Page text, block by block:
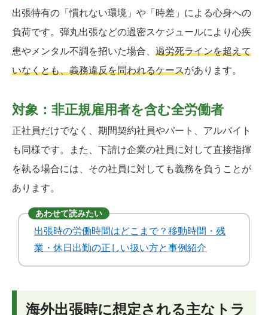
出張特有の「慣れない環境」や「時差」による心身への
負荷です。弾丸出張などの過密スケジュールにより心疾
患やメンタル不調を招いた場合、 過労死ラインを超えて
いなくとも、義務違反を問われるケースがあります。
対象：非正規雇用者を含む全労働者
正社員だけでなく、期間契約社員やパート、アルバイト
も同様です。また、下請け企業の社員に対して直接指揮
を執る場合には、その社員に対しても義務を負うことが
あります。
あわせて読みたい
出張時の労働時間はどこまで？移動時間・残
業・休日出勤の正しい扱い方と事例紹介
海外出張時に想定される主なトラ